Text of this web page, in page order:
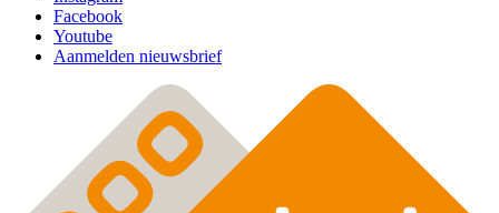
Facebook
Youtube
Aanmelden nieuwsbrief